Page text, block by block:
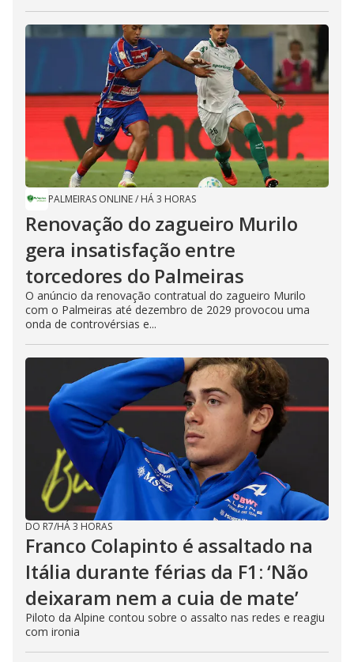
PALMEIRAS ONLINE/ HÁ 3 HORAS
Renovação do zagueiro Murilo
gera insatisfação entre
torcedores do Palmeiras
O anúncio da renovação contratual do zagueiro Murilo
com o Palmeiras até dezembro de 2029 provocou uma
onda de controvérsias e...
DO R7/HÁ 3 HORAS
Franco Colapinto é assaltado na
Itália durante férias da F1: ‘Não
deixaram nem a cuia de mate’
Piloto da Alpine contou sobre o assalto nas redes e reagiu
com ironia